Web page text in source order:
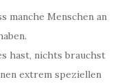
manche Menschen an
hast, nichts brauchst
extrem speziellen